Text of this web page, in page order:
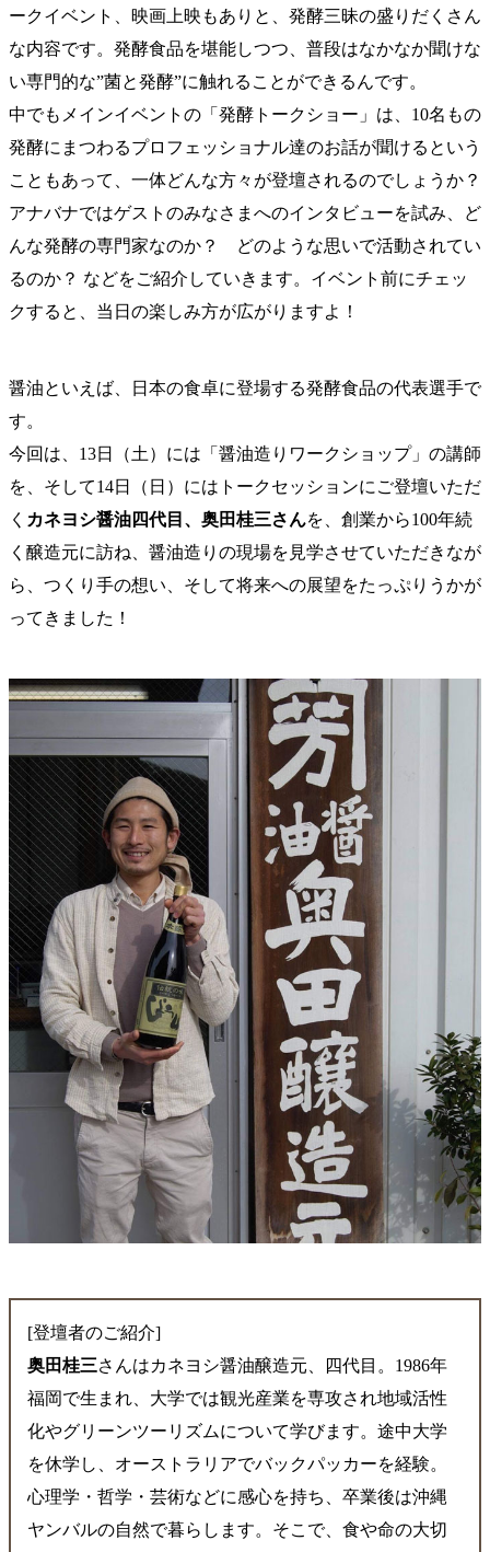
ークイベント、映画上映もありと、発酵三昧の盛りだくさん
な内容です。発酵食品を堪能しつつ、普段はなかなか聞けな
い専門的な”菌と発酵”に触れることができるんです。
中でもメインイベントの「発酵トークショー」は、10名もの
発酵にまつわるプロフェッショナル達のお話が聞けるという
こともあって、一体どんな方々が登壇されるのでしょうか？
アナバナではゲストのみなさまへのインタビューを試み、ど
んな発酵の専門家なのか？ どのような思いで活動されてい
るのか？ などをご紹介していきます。イベント前にチェッ
クすると、当日の楽しみ方が広がりますよ！
醤油といえば、日本の食卓に登場する発酵食品の代表選手で
す。
今回は、13日（土）には「醤油造りワークショップ」の講師
を、そして14日（日）にはトークセッションにご登壇いただ
く カネヨシ醤油四代目、奥田桂三さんを、創業から100年続
く醸造元に訪ね、醤油造りの現場を見学させていただきなが
ら、つくり手の想い、そして将来への展望をたっぷりうかが
ってきました！
[登壇者のご紹介]
奥田桂三さんはカネヨシ醤油醸造元、四代目。1986年
福岡で生まれ、大学では観光産業を専攻され地域活性
化やグリーンツーリズムについて学びます。途中大学
を休学し、オーストラリアでバックパッカーを経験。
心理学・哲学・芸術などに感心を持ち、卒業後は沖縄
ヤンバルの自然で暮らします。そこで、食や命の大切